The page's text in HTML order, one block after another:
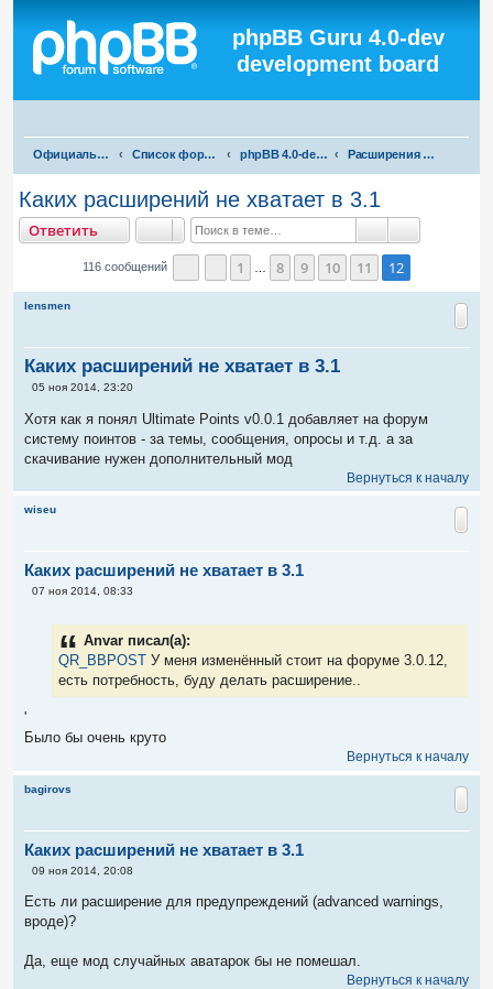
phpBB Guru 4.0-dev
development board
Официальная русская поддержка phpBB3 Список форумов phpBB 4.0-dev test Расширения для phpBB 4.0-dev
Каких расширений не хватает в 3.1
Ответить Поиск
116 сообщений Страница12из12
Пред.
1 8 9 10 11 12
lensmen
Каких расширений не хватает в 3.1
С
о
б
щ
н
е
05 ноя 2014, 23:20
Хотя как я понял Ultimate Points v0.0.1 добавляет на форум
систему поинтов - за темы, сообщения, опросы и т.д. а за
скачивание нужен дополнительный мод
Вернуться к началу
wiseu
Каких расширений не хватает в 3.1
С
07 ноя 2014, 08:33
Anvar писал(а):
QR_BBPOST У меня изменённый стоит на форуме 3.0.12,
есть потребность, буду делать расширение..
'
Было бы очень круто
Вернуться к началу
bagirovs
Каких расширений не хватает в 3.1
С
о
б
щ
и
09 ноя 2014, 20:08
Есть ли расширение для предупреждений (advanced warnings,
вроде)?
Да, еще мод случайных аватарок бы не помешал.
Вернуться к началу